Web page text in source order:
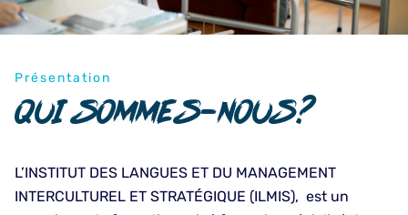
Présentation
QUI SOMMES-NOUS?
L’INSTITUT DES LANGUES ET DU MANAGEMENT
INTERCULTUREL ET STRATÉGIQUE (ILMIS), est un